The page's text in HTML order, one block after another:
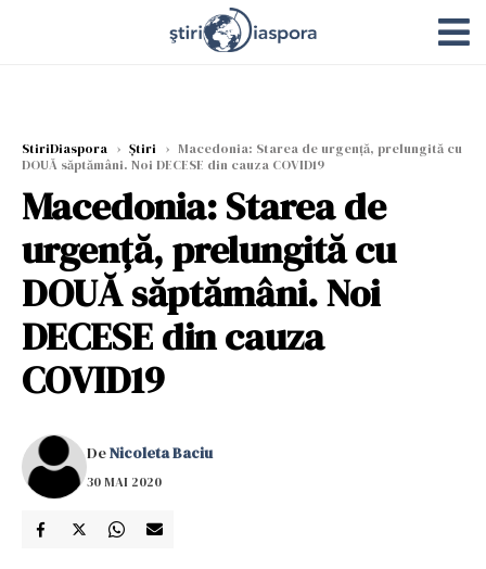
StiriDiaspora › Știri › Macedonia: Starea de urgenţă, prelungită cu
DOUĂ săptămâni. Noi DECESE din cauza COVID19
Macedonia: Starea de
urgenţă, prelungită cu
DOUĂ săptămâni. Noi
DECESE din cauza
COVID19
DeNicoleta Baciu
30 MAI 2020